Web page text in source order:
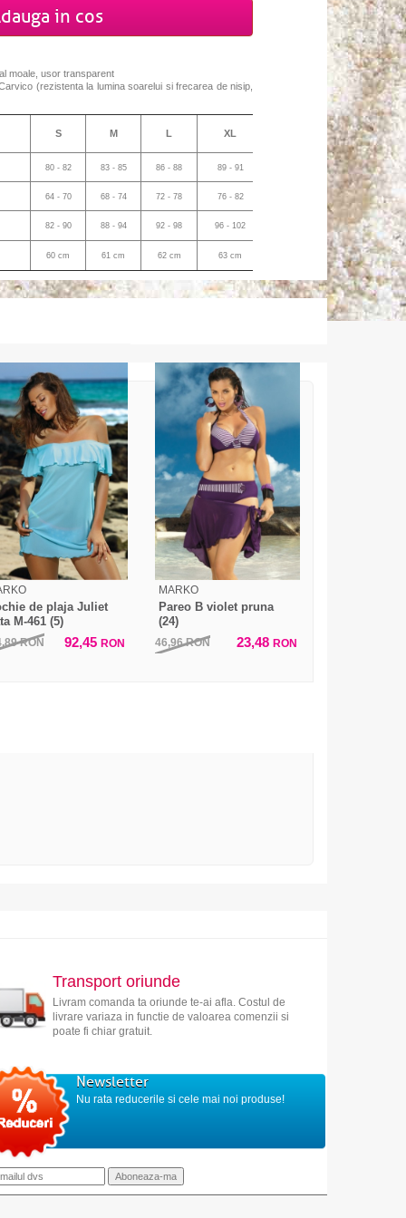
in cos
moale, usor transparent
(rezistenta la lumina soarelui si frecarea de nisip,
S M L XL
80 - 82 83 - 85 86 - 88 89 - 91
64 - 70 68 - 74 72 - 78 76 - 82
82 - 90 88 - 94 92 - 98 96 - 102
60 cm 61 cm 62 cm 63 cm
de plaja Juliet
M-461 (5)
RON 92,45 RON
MARKO
Pareo B violet pruna
(24)
46,96RON 23,48 RON
Transport oriunde
Livram comanda ta oriunde te-ai afla. Costul de
livrare variaza in functie de valoarea comenzii si
poate fi chiar gratuit.
Newsletter
Nu rata reducerile si cele mai noi produse!